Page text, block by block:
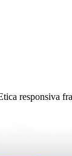
responsiva